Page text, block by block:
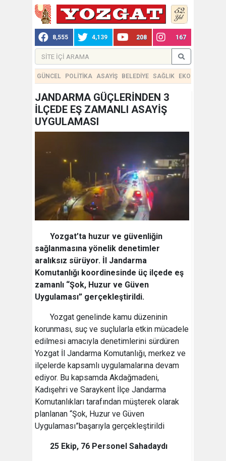
8,555 4,139 208 167
GÜNCEL POLİTİKA ASAYİŞ BELEDİYE SAĞLIK EKONOMİ
JANDARMA GÜÇLERİNDEN 3
İLÇEDE EŞ ZAMANLI ASAYİŞ
UYGULAMASI
Yozgat’ta huzur ve güvenliğin
sağlanmasına yönelik denetimler
aralıksız sürüyor. İl Jandarma
Komutanlığı koordinesinde üç ilçede eş
zamanlı “Şok, Huzur ve Güven
Uygulaması” gerçekleştirildi.
Yozgat genelinde kamu düzeninin
korunması, suç ve suçlularla etkin mücadele
edilmesi amacıyla denetimlerini sürdüren
Yozgat İl Jandarma Komutanlığı, merkez ve
ilçelerde kapsamlı uygulamalarına devam
ediyor. Bu kapsamda Akdağmadeni,
Kadışehri ve Saraykent İlçe Jandarma
Komutanlıkları tarafından müşterek olarak
planlanan “Şok, Huzur ve Güven
Uygulaması”başarıyla gerçekleştirildi
25 Ekip, 76 Personel Sahadaydı